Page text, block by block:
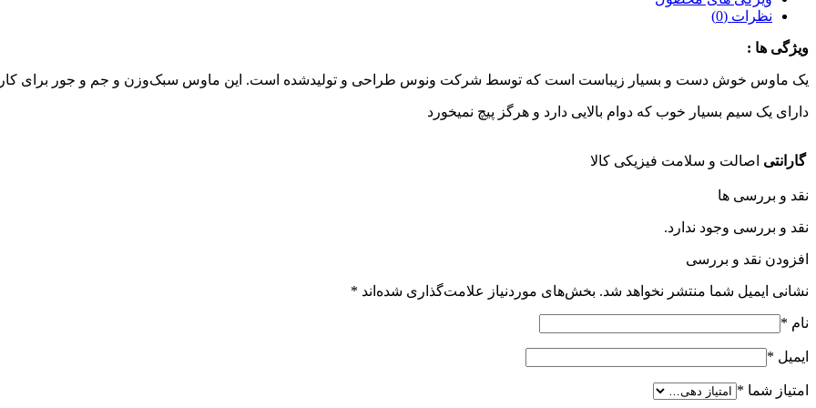
نظرات (0)
ویژگی ها :
یک ماوس خوش دست و بسیار زیباست است که توسط شرکت ونوس طراحی و تولیدشده است. این ماوس سبک‌وزن و جم و جور برای
دارای یک سیم بسیار خوب که دوام بالایی دارد و هرگز پیچ نمیخورد
گارانتی اصالت و سلامت فیزیکی کالا
نقد و بررسی ها
نقد و بررسی وجود ندارد.
افزودن نقد و بررسی
نشانی ایمیل شما منتشر نخواهد شد. بخش‌های موردنیاز علامت‌گذاری شده‌اند *
نام *
ایمیل *
امتیاز شما *